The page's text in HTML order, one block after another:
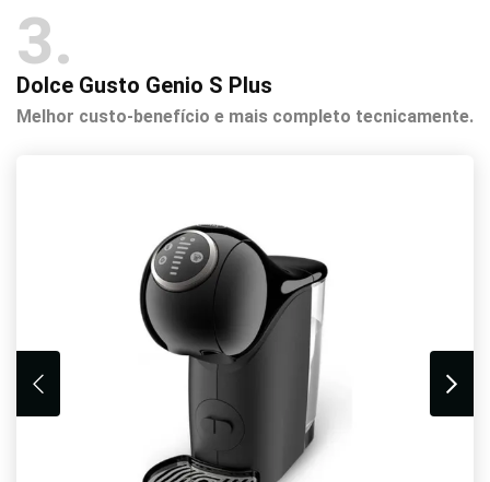
3
Dolce Gusto Genio S Plus
Melhor custo-benefício e mais completo tecnicamente.